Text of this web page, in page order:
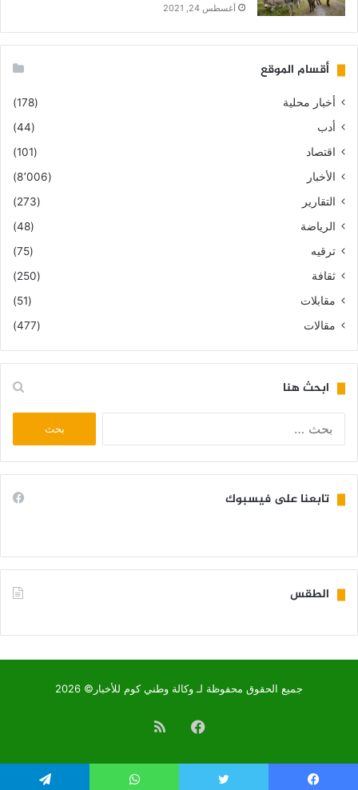
أغسطس 24, 2021
أقسام الموقع
أخبار محلية
(178)
أدب
(44)
اقتصاد
(101)
الأخبار
(8٬006)
التقارير
(273)
الرياضة
(48)
ترقيه
(75)
ثقافة
(250)
مقابلات
(51)
مقالات
(477)
ابحث هنا
تابعنا على فيسبوك
الطقس
جميع الحقوق محفوظة لـ وكالة وطني كوم للأخبار© 2026
فيسبوكملخص
الموقع